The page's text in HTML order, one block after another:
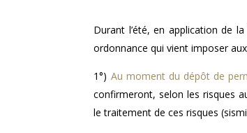
Durant l’été, en application de
ordonnance qui vient imposer
1°) Au moment du dépôt de
confirmeront, selon les risques
le traitement de ces risques